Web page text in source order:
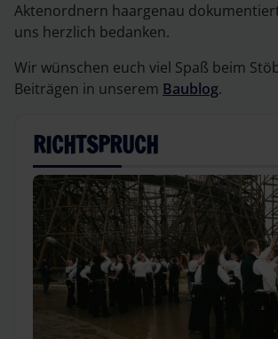
Aktenordnern haargenau
uns herzlich bedanken.
Wir wünschen euch viel Spaß beim
Beiträgen in unserem Baublog.
RICHTSPRUCH